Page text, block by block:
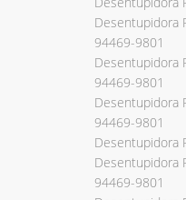
Desentupidora
94469-9801
Desentupidora
94469-9801
Desentupidora
94469-9801
Desentupidora
Desentupidora
94469-9801